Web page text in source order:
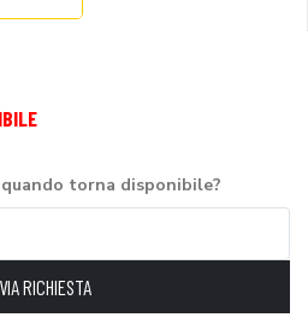
torna disponibile?
RICHIESTA